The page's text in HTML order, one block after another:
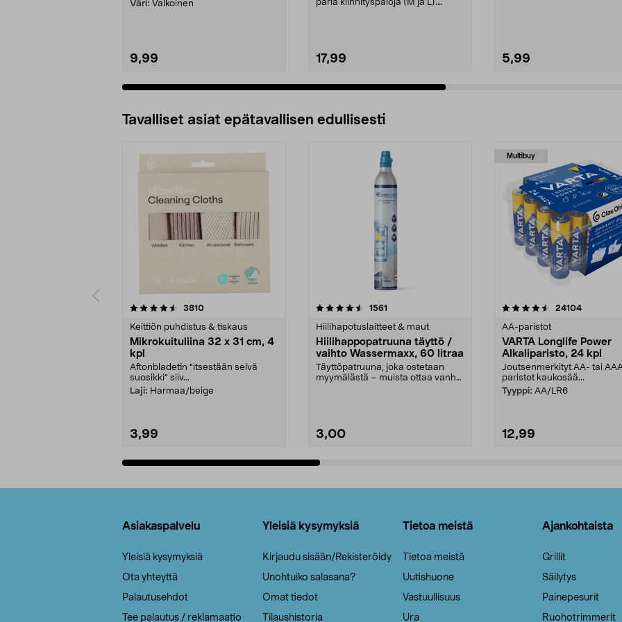
Väri: Valkoinen
9,99
paria kiinnityspaloja (M ja L).
17,99 5,99
Tavalliset asiat epätavallisen edullisesti
3810arvostelut
Keittiön puhdistus & tiskaus
Mikrokuituliina 32 x 31 cm, 4
kpl
Aftonbladetin "itsestään selvä
suosikki" siiv...
Laji: Harmaa/beige
3,99
4.5viidestä
1561
Hiilihapotuslaitteet & maut
Hiilihappopatruuna täyttö /
vaihto Wassermaxx, 60 litraa
Täyttöpatruuna, joka ostetaan
myymälästä – muista ottaa vanha
3,00
Multibuy
4.5viidestä
24104arvostelut
AA-paristot
VARTA Longlife Power
Alkaliparisto, 24 kpl
Joutsenmerkityt AA- tai
paristot kaukosää...
Tyyppi: AA/LR6
12,99
4.5viidestä
Asiakaspalvelu
Yleisiä kysymyksiä
Ota yhteyttä
Palautusehdot
Tee palautus / reklamaatio
Yleisiä kysymyksiä
Kirjaudu sisään/Rekisteröidy
Unohtuiko salasana?
Omat tiedot
Tilaushistoria
Tietoa meistä
Tietoa meistä
Uutishuone
Vastuullisuus
Ura
Ajankohtaista
Grillit
Säilytys
Painepesurit
Ruohotrimmerit